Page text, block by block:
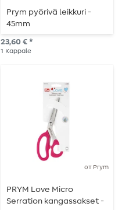
Prym pyörivä leikkuri -
45mm
23,60 € *
1 Kappale
от Prym
PRYM Love Micro
Serration kangassakset -